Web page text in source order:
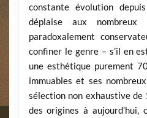
constante évolution
déplaise aux nombreux
paradoxalement
confiner le genre – s’il en
une esthétique purement
immuables et ses
sélection non exhaustive
des origines à aujourd’hui,